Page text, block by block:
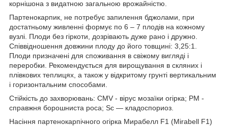
корнішона з видатною загальною врожайністю.
Партенокарпик, не потребує запилення бджолами, при
достатньому живленні формує по 6 – 7 плодів на кожному
вузлі. Плоди без гіркоти, дозрівають дуже рано і дружно.
Співвідношення довжини плоду до його товщині: 3,25:1.
Плоди призначені для споживання в свіжому вигляді і
переробки. Рекомендується для вирощування в скляних і
плівкових теплицях, а також у відкритому грунті вертикальним
і горизонтальним способами.
Стійкість до захворювань: CMV - вірус мозаїки огірка; PM -
справжня борошниста роса; Sc — кладоспориоз.
Насіння партенокарпічного огірка Мирабелл F1 (Mirabell F1)